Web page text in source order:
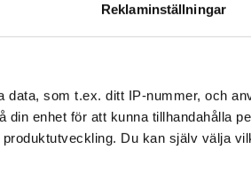
Reklaminställningar
data, som t.ex. ditt IP-nummer, och
enhet för att kunna tillhandahålla
Du kan själv välja
vattensystemen innan
som avgasning.
pulsspolning som jobbar i